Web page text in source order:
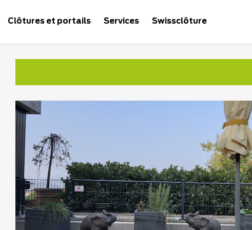
Clôtures et portails Services Swissclôture